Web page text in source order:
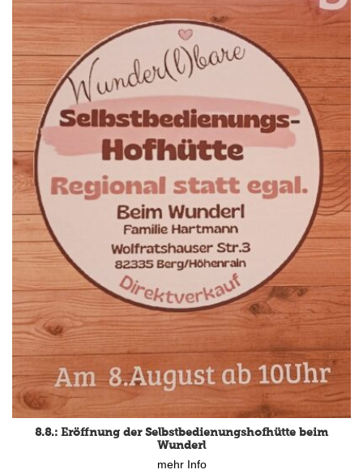
8.8.: Eröffnung der Selbstbedienungshofhütte beim
Wunderl
mehr Info